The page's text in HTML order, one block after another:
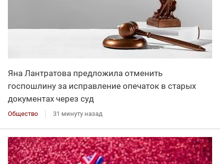
Яна Лантратова предложила отменить
госпошлину за исправление опечаток в старых
документах через суд
Общество 31 минуту назад